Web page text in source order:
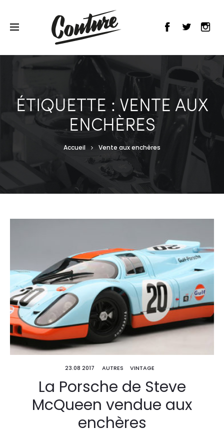
ÉTIQUETTE : VENTE AUX
ENCHÈRES
Accueil Vente aux enchères
23.08 2017 AUTRES VINTAGE
La Porsche de Steve
McQueen vendue aux
enchères